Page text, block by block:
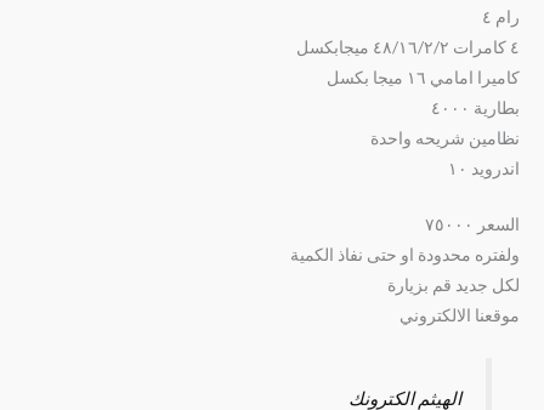
رام ٤
٤ كامرات ٤٨/١٦/٢/٢ ميجابكسل
كاميرا امامي ١٦ ميجا بكسل
بطارية ٤٠٠٠
نظامين شريحه واحدة
اندرويد ١٠
السعر ٧٥٠٠٠
ولفتره محدودة او حتى نفاذ الكمية
لكل جديد قم بزيارة
موقعنا الالكتروني
الهيثم الكترونك